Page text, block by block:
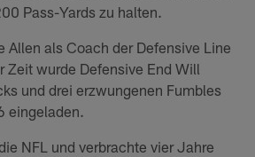
Pass-Yards zu halten.
als Coach der Defensive Line
Zeit wurde Defensive End Will
und drei erzwungenen Fumbles
eingeladen.
NFL und verbrachte vier Jahre